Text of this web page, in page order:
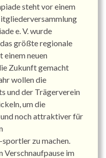
steht vor einem
e. V. wurde
größte regionale
einem neuen
Zukunft gemacht
wollen die
und der Trägerverein
um die
noch attraktiver für
zu machen.
Verschnaufpause im